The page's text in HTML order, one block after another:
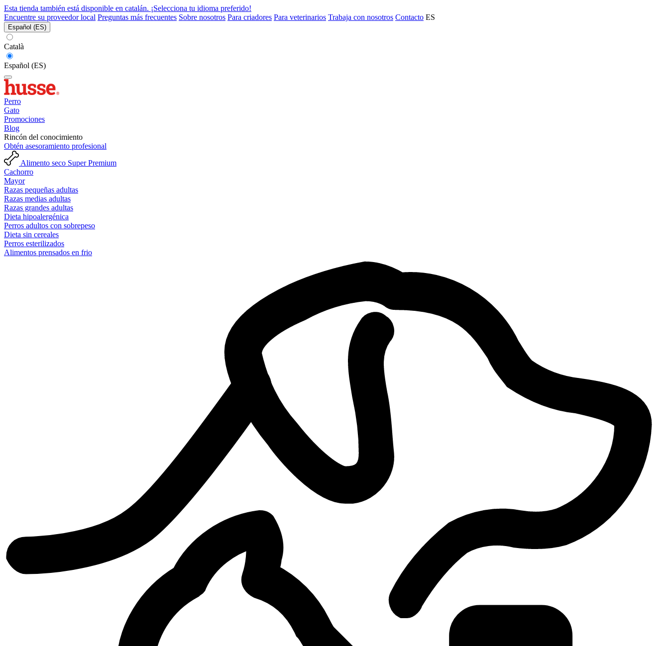
Esta tienda también está disponible en catalán. ¡Selecciona tu idioma preferido!
Encuentre su proveedor local Preguntas más frecuentes Sobre nosotros Para criadores Para veterinarios Trabaja con nosotros Contacto ES
Español (ES)
Català
Español (ES)
Perro
Gato
Promociones
Blog
Rincón del conocimiento
Obtén asesoramiento profesional
Alimento seco Super Premium
Cachorro
Mayor
Razas pequeñas adultas
Razas medias adultas
Razas grandes adultas
Dieta hipoalergénica
Perros adultos con sobrepeso
Dieta sin cereales
Perros esterilizados
Alimentos prensados en frio